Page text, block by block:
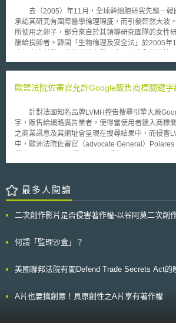
評比指標，評比63個經濟體。「人才投資與發展」
源，「人才吸引力」評估吸引本地和外國人才的程
估人才技術及競爭品質。三大指標下再區分有32個
出、師生比、在職訓練、女性勞動力、學徒制度、
得稅率、職場環境健康等。 2019年之人才評比結果，前5名均為歐洲國
排名第3，僅次新加坡（10）與香港（15），勝過
力評鑑（PISA）排名第2、理工科畢業生比例全球
去（2005）年11月，全球幹細胞研究先驅－韓
承認其研究有國際醫學倫理瑕疵，而引發軒然大波
所使用之卵子，部分來自於其領導研究團隊的女性
酬給捐卵者。韓國「生物倫理及安全法」於2005年
明文規定：受試者需被充分告知資訊，亦有權同意
子，但在面對研究同儕壓力時，該名研究員是否真正
（Bioethics）相關議題已無國界之分，為此，聯合
（UNESCO）於去（2005）年11月底之會員國大
及人權宣言」（The Universal Declaration on
Rights），建立起國際共通的生物倫理標準，希望
相關法制政策有所依據，並作為相關研究行為之指導原則。
考。
歐盟法院佐審官允許Google販售商標關鍵字
針對法國知名品牌LVMH控告搜尋引擎大廠
字，販售給網路廣告業者，使得當使用者鍵入商標
之商業訊息及其網址會呈現在搜尋結果中，而侵害
中，歐洲法院佐審官（advocate General）
關鍵字並不構成商標侵權，選擇關鍵字僅是Google
之使用。另外，根據關鍵字搜尋結果而呈現廣告業
費者對原始產品或服務混淆的風險。網際網路的使
找商標擁有者的網址。消費者會依據廣告內容及造
該佐審官的法律意見雖然對歐盟法院沒有拘束力
最多人閱讀
二次創作影片是否侵害著作權-以谷阿莫二次創
何謂「監理沙盒」？
美國聯邦法院有關Defend Trade Secrets Act的
A片也要搞創意！具原創性之A片享有著作權